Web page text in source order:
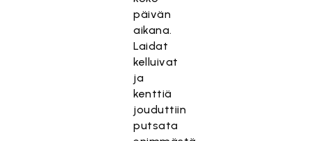
päivän
aikana.
Laidat
kelluivat
ja
kenttiä
jouduttiin
putsata